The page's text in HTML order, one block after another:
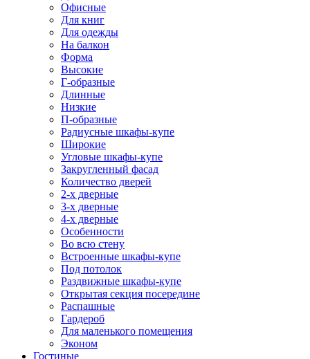
Офисные
Для книг
Для одежды
На балкон
Форма
Высокие
Г-образные
Длинные
Низкие
П-образные
Радиусные шкафы-купе
Широкие
Угловые шкафы-купе
Закругленный фасад
Количество дверей
2-х дверные
3-х дверные
4-х дверные
Особенности
Во всю стену
Встроенные шкафы-купе
Под потолок
Раздвижные шкафы-купе
Открытая секция посередине
Распашные
Гардероб
Для маленького помещения
Эконом
Гостиные